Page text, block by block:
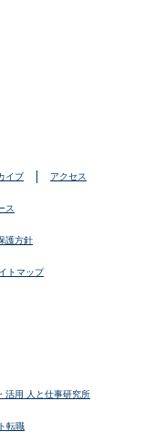
イブ アクセス
ス
護方針
トマップ
活用 人と仕事研究所
転職